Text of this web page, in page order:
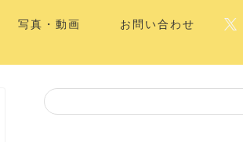
写真・動画 お問い合わせ